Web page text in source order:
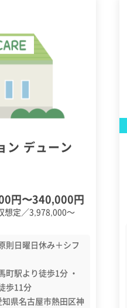
ン デューン
円〜340,000円
定／3,978,000～
則日曜日休み＋シフ
町駅より徒歩1分 ・
歩11分
県名古屋市熱田区神